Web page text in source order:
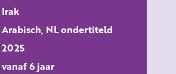
Vacatures
Irak
Arabisch, NL ondertiteld
2025
vanaf 6 jaar